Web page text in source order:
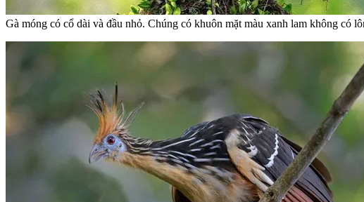
Gà móng có cổ dài và đầu nhỏ. Chúng có khuôn mặt màu xanh lam không có